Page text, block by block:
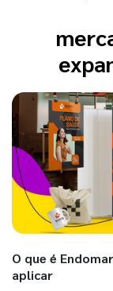
O que é
aplicar